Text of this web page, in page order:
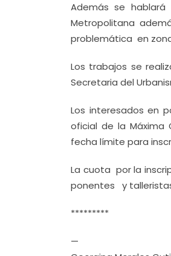
Además se
Metropolitana
problemática en
Los trabajos se
Secretaria del
Los interesados en
oficial de la Máxima
fecha límite para
La cuota por la
ponentes y
*********
—